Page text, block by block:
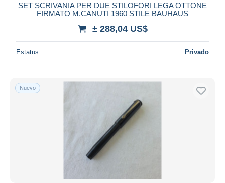
SET SCRIVANIA PER DUE STILOFORI LEGA OTTONE
FIRMATO M.CANUTI 1960 STILE BAUHAUS
± 288,04 US$
Estatus Privado
Nuevo